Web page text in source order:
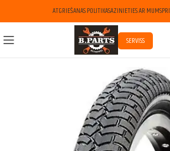
ATGRIEŠANAS POLITIKASAZINIETIES AR MUMS
SERVISS